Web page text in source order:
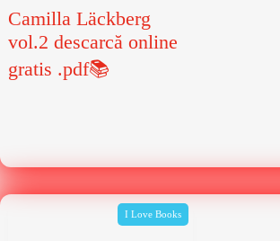
Camilla Läckberg
vol.2 descarcă online
gratis .pdf📚
I Love Books